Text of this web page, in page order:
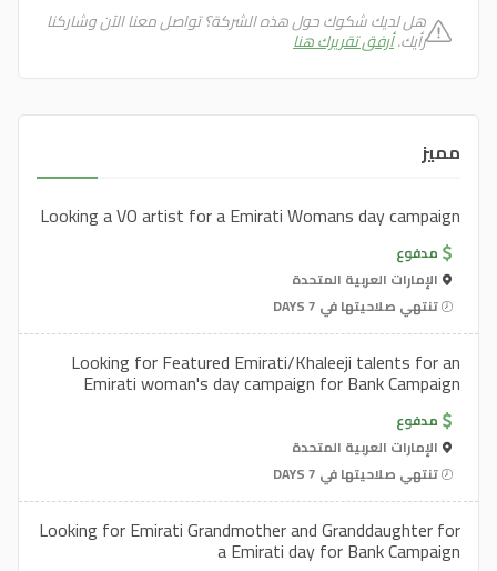
هل لديك شكوك حول هذه الشركة؟ تواصل معنا الآن وشاركنا
رأيك.أرفق تقريرك هنا
مميز
Looking a VO artist for a Emirati Womans day campaign
مدفوع
الإمارات العربية المتحدة
تنتهي صلاحيتها في 7 DAYS
Looking for Featured Emirati/Khaleeji talents for an
Emirati woman's day campaign for Bank Campaign
مدفوع
الإمارات العربية المتحدة
تنتهي صلاحيتها في 7 DAYS
Looking for Emirati Grandmother and Granddaughter for
a Emirati day for Bank Campaign